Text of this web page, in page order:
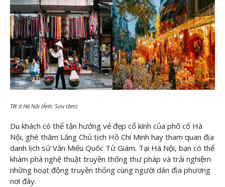
Tết ở Hà Nội (Ảnh: Sưu tầm)
Du khách có thể tận hưởng vẻ đẹp cổ kính của phố cổ Hà
Nội, ghé thăm Lăng Chủ tịch Hồ Chí Minh hay tham quan địa
danh lịch sử Văn Miếu Quốc Tử Giám. Tại Hà Nội, bạn có thể
khám phá nghệ thuật truyền thống thư pháp và trải nghiệm
những hoạt động truyền thống cùng người dân địa phương
nơi đây.